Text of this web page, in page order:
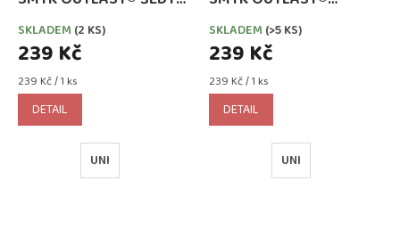
MELÍR
SKLADEM (2 KS)
239 Kč
Měrná
cena:
239 Kč / 1 ks
DETAIL
UNI
ŠVESTKOVÁ
SKLADEM (>5 KS)
239 Kč
Měrná
cena:
239 Kč / 1 ks
DETAIL
UNI